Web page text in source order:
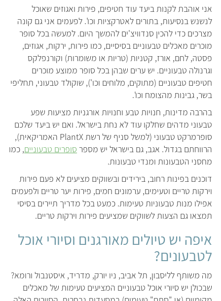
אני אוהבת לקנות ביעד עוד חטיפים, פירות ואגוזים שאוכל
לנשנש בנסיעות, בתורים לאטרקציות וכו'. לפעמים אני גם קונה
מצרכים כדי להכין סנדוויצ'ים להמשך היום. למעשה בכל סופר
מוכרים מאכלים טבעוניים בסיסיים, כמו פירות, ירקות, אגוזים,
פסטה, לחם, אורז, קטניות (טריות או משומרות) וקורנפלקס
וגרנולה טבעוניים. יש ערים שבהן בכל סופר ממוצע מוכרים
חטיפים טבעוניים (מתוקים, מלוחים וכו'), שוקולד טבעוני, תחליפי
בשר, גבינות מהצומח וכו'.
בהרבה מדינות, חנויות טבע וחנויות אורגניות מציעות שפע
טבעוני מדהים שחלקו עוד לא נחת בישראל. ואם יש ביעד שלכם
סופרמרקט טבעוני (למשל סניף של רשת PlantX האמריקאית),
הרווחתם בגדול. אגב, גם בישראל יש מספר סופרים טבעוניים, כמו
מחסני הטבעונות ומנדי טבעונות.
דוכנים בפינות רחוב, בירידים ובשווקים מציעים לא פעם פירות
וירקות טריים וטעימים, ערמונים חמים, פירות יער טריים ולפעמים
אפילו מנות טבעוניות טעימות. כמעט בכל מדריך תיירים בסיסי
תמצאו גם הצעות לשווקים שמציעים פירות וירקות טריים.
איפה יש טיולים מאורגנים וסיורי אוכל
לטבעונים?
מה משותף לליסבון, תל אביב, ניו יורק, מדריד, איסטנבול ורומא?
שבכולן יש סיורי אוכל טבעוניים המציעים טעימות של מאכלים